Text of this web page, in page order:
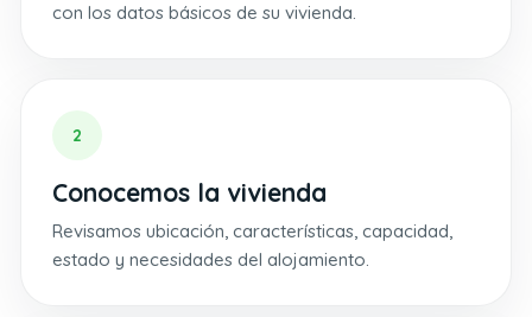
con los datos básicos de su vivienda.
2
Conocemos la vivienda
Revisamos ubicación, características, capacidad,
estado y necesidades del alojamiento.